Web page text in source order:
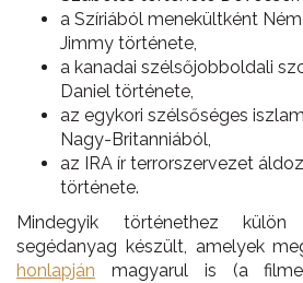
a Szíriából menekültként
Jimmy története,
a kanadai szélsőjobboldali
Daniel története,
az egykori szélsőséges
Nagy-Britanniából,
az IRA ír terrorszervezet
története.
Mindegyik történethez
segédanyag készült, amelyek
honlapján magyarul is (a